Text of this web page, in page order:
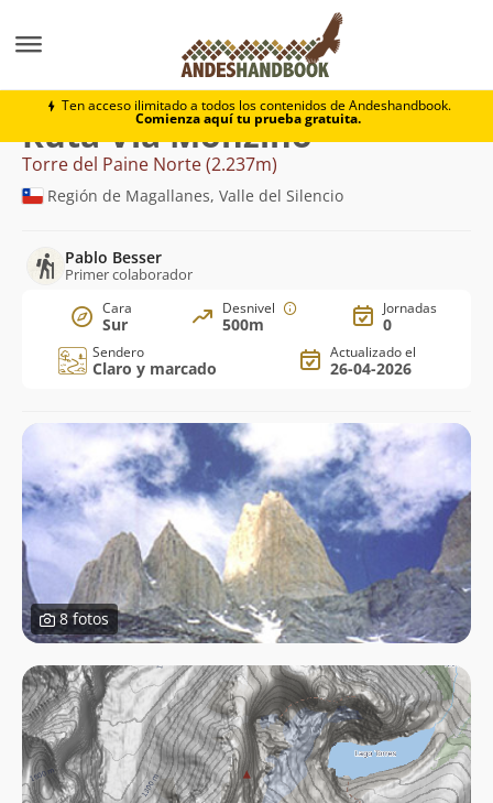
Ten acceso ilimitado a todos los contenidos de Andeshandbook.
Comienza aquí tu prueba gratuita.
Torre del Paine Norte
Ruta Vía Monzino
Torre del Paine Norte (2.237m)
Región de Magallanes, Valle del Silencio
Pablo Besser
Primer colaborador
Cara
Sur
Desnivel
500m
Jornadas
0
Sendero
Claro y marcado
Actualizado el
26-04-2026
8 fotos